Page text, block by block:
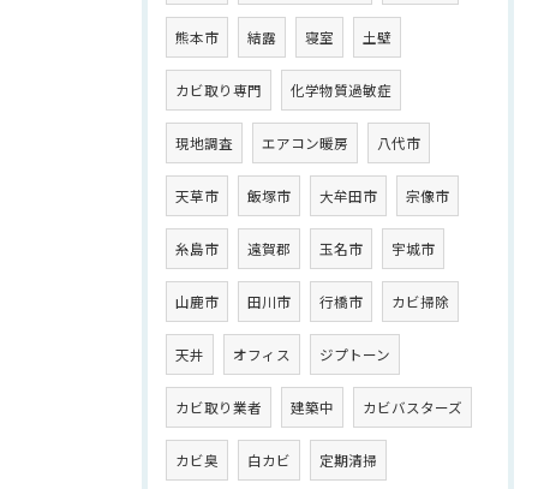
熊本市 結露 寝室 土壁
カビ取り専門 化学物質過敏症
現地調査 エアコン暖房 八代市
天草市 飯塚市 大牟田市 宗像市
糸島市 遠賀郡 玉名市 宇城市
山鹿市 田川市 行橋市 カビ掃除
天井 オフィス ジプトーン
カビ取り業者 建築中 カビバスターズ
カビ臭 白カビ 定期清掃